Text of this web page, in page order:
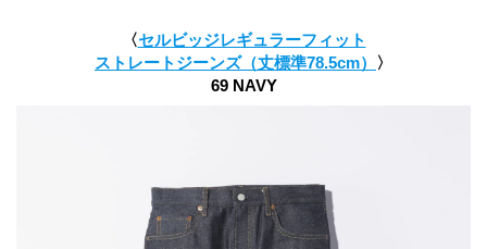
〈セルビッジレギュラーフィット
ストレートジーンズ（丈標準78.5cm）
〉
69 NAVY